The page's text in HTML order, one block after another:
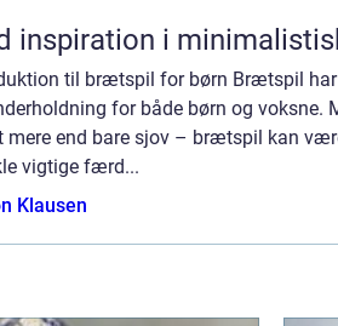
inspiration i
til brætspil for børn Brætspil
for både børn og voksne.
mere end bare sjov – brætspil kan
vigtige færd...
Klausen